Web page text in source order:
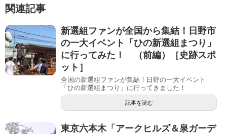
関連記事
新選組ファンが全国から集結！日野市
の一大イベント「ひの新選組まつり」
に行ってみた！ （前編）［史跡スポ
ット］
全国の新選組ファンが集結！日野の一大イベント
「ひの新選組まつり」に行ってきました！
記事を読む
東京六本木「アークヒルズ＆泉ガーデ